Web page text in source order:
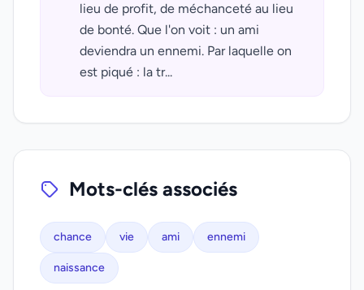
lieu de profit, de méchanceté au lieu
de bonté. Que l'on voit : un ami
deviendra un ennemi. Par laquelle on
est piqué : la tr...
Mots-clés associés
chance vie ami ennemi
naissance